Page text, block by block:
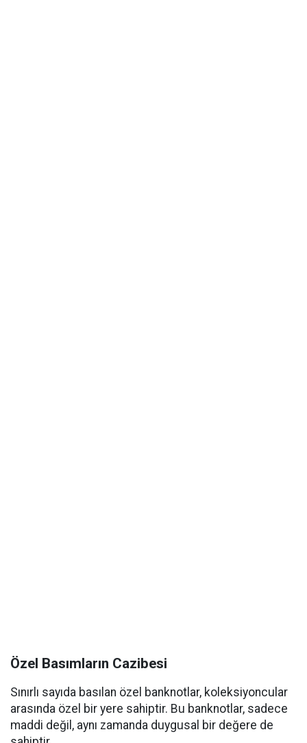
Özel Basımların Cazibesi
Sınırlı sayıda basılan özel banknotlar, koleksiyoncular
arasında özel bir yere sahiptir. Bu banknotlar, sadece
maddi değil, aynı zamanda duygusal bir değere de